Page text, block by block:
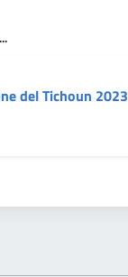
del Tichoun 2023